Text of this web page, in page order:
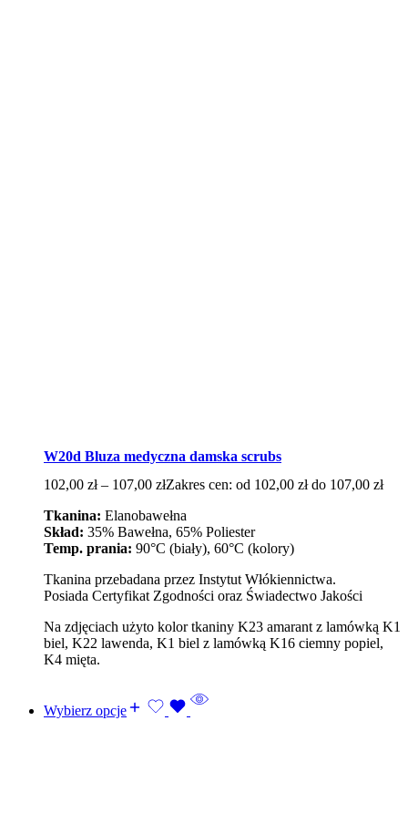
W20d Bluza medyczna damska scrubs
102,00 zł – 107,00 złZakres cen: od 102,00 zł do 107,00 zł
Tkanina: Elanobawełna
Skład: 35% Bawełna, 65% Poliester
Temp. prania: 90°C (biały), 60°C (kolory)
Tkanina przebadana przez Instytut Włókiennictwa.
Posiada Certyfikat Zgodności oraz Świadectwo Jakości
Na zdjęciach użyto kolor tkaniny K23 amarant z lamówką K1
biel, K22 lawenda, K1 biel z lamówką K16 ciemny popiel,
K4 mięta.
Wybierz opcje